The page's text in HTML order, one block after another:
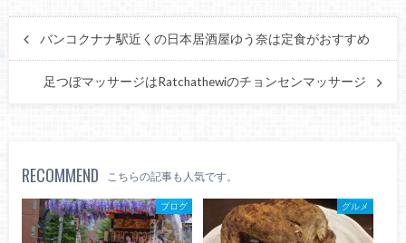
バンコクナナ駅近くの日本居酒屋ゆう奈は定食がおすすめ
足つぼマッサージはRatchathewiのチョンセンマッサージ
RECOMMEND こちらの記事も人気です。
ブログ グルメ